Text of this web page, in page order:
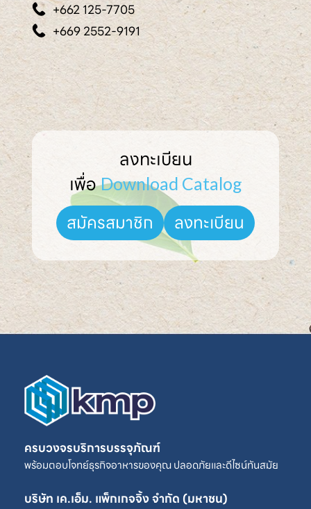
+662 125-7705
+669 2552-9191
ลงทะเบียน
เพื่อ Download Catalog
สมัครสมาชิก ลงทะเบียน
ครบวงจรบริการบรรจุภัณฑ์
พร้อมตอบโจทย์ธุรกิจอาหารของคุณ ปลอดภัยและดีไซน์ทันสมัย
บริษัท เค.เอ็ม. แพ็กเกจจิ้ง จำกัด (มหาชน)